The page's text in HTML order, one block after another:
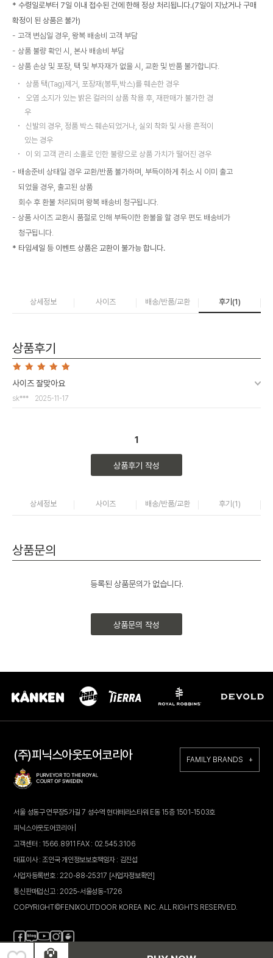
* 수령일로부터 7일 이내 접수된 건에 한해 정상 처리됩니다.(7일이 지났거나 구매
확정이 된 상품은 불가)
고객 변심일 경우, 왕복 배송비 고객 부담
상품 불량 확인 시, 본사 배송비 부담
상품 손상 및 포장, 택 및 부자재가 없을 시, 교환 및 반품 불가합니다.
상품 택(Tag)제거, 포장재(봉투,박스)를 훼손한 경우
오염 소지가 있는 밝은 컬러의 상품 착용 후, 재판매가 불가한 경
우
신발의 경우, 정품 박스 훼손되었거나, 실외 착화 및 사용 흔적이
있는 경우
이 외 고객 관리 소홀로 인한 불량으로 상품 가치가 떨어진 경우
배송준비 상태일 경우 교환/반품 불가하며, 부득이하게 취소 시 이미 출고
되었을 경우, 출고된 상품
회수 후 환불 처리되며 왕복 배송비 청구됩니다.
상품 사이즈 교환시 품절로 인해 부득이한 환불을 할 경우 편도 배송비가
청구됩니다.
* 타임세일 등 이벤트 상품은 교환이 불가능 합니다.
상세정보 사이즈 배송/반품/교환 후기(1)
상품후기
사이즈 잘맞아요
sk*** 2025-11-17
1
상품후기 작성
상세정보 사이즈 배송/반품/교환 후기(1)
상품문의
등록된 상품문의가 없습니다.
상품문의 작성
(주)피닉스아웃도어코리아 FAMILY BRANDS +
서울 성동구 연무장5가길 7 성수역 현대테라스타워 E동 15층 1501-1503호
피닉스아웃도어코리아 |
고객센터 : 1566.8911 FAX : 02.545.3106
대표이사 : 조인국 개인정보보호책임자 : 김진섭
사업자등록번호 : 220-88-25317 [사업자정보확인]
통신판매업신고 : 2025-서울성동-1726
COPYRIGHT©FENIXOUTDOOR KOREA INC. ALL RIGHTS RESERVED.
페
이
스
블
로
그
유
튜
브
인
스
카
페